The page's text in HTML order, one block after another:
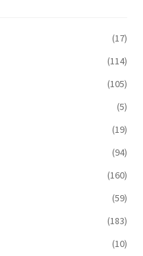
(17)
(114)
(105)
(5)
(19)
(94)
(160)
(59)
(183)
(10)